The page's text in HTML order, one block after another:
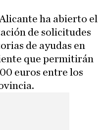
ha abierto el
de solicitudes
de ayudas en
que permitirán
euros entre los